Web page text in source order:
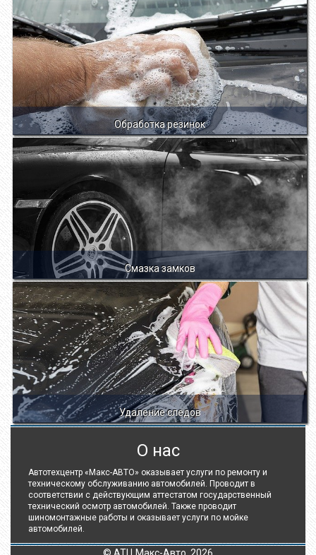
Обработка резинок
Смазка замков
Удаление следов
О нас
Автотехцентр «Макс-АВТО» оказывает услуги по ремонту и
техническому обслуживанию автомобилей. Проводит в
соответствии с действующим аттестатом государственный
технический осмотр автомобилей. Также проводит
шиномонтажные работы и оказывает услуги по мойке
автомобилей.